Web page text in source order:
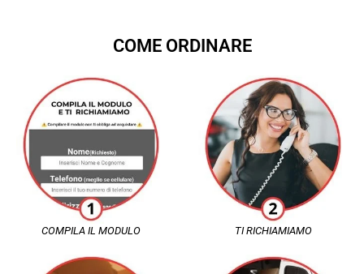
COME ORDINARE
COMPILA IL MODULO TI RICHIAMIAMO